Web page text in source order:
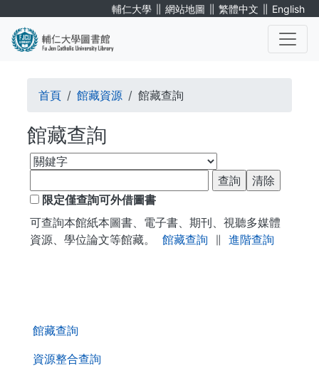
輔仁大學 ∥ 網站地圖 ∥ 繁體中文 ∥ English
第
二
層
館藏查詢
資源整合查詢
導
連
結
首頁 館藏資源 館藏查詢
館藏查詢
限定僅查詢可外借圖書
可查詢本館紙本圖書、電子書、期刊、視聽多媒體
資源、學位論文等館藏。 館藏查詢 ∥ 進階查詢